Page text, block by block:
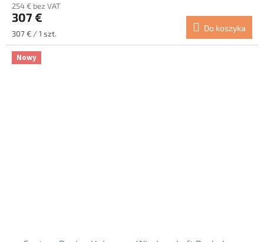
254 € bez VAT
307 €
Cena
jednostkowa:
307 € / 1 szt.
Do koszyka
Nowy